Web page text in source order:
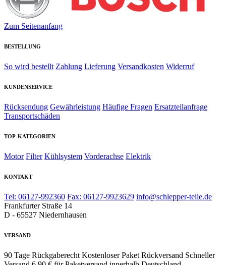
Zum Seitenanfang
BESTELLUNG
So wird bestellt Zahlung Lieferung Versandkosten Widerruf
KUNDENSERVICE
Rücksendung Gewährleistung Häufige Fragen Ersatzteilanfrage
Transportschäden
TOP-KATEGORIEN
Motor Filter Kühlsystem Vorderachse Elektrik
KONTAKT
Tel: 06127-992360 Fax: 06127-9923629 info@schlepper-teile.de
Frankfurter Straße 14
D - 65527 Niedernhausen
VERSAND
90 Tage Rückgaberecht Kostenloser Paket Rückversand Schneller